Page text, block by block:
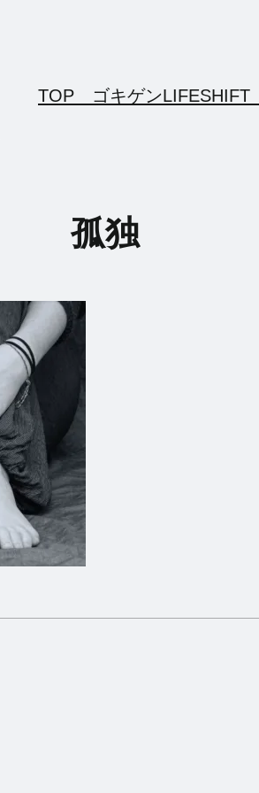
TOP ゴキゲンLIFESHIFT
孤独